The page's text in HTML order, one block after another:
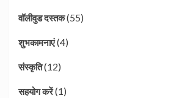
वॉलीवुड दस्तक(55)
शुभकामनाएं(4)
संस्कृति(12)
सहयोग करें(1)